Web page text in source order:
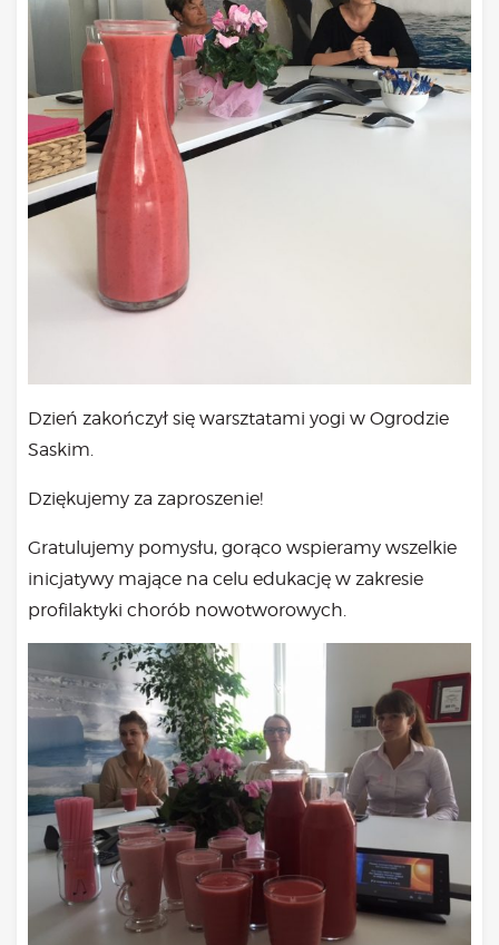
Dzień zakończył się warsztatami yogi w Ogrodzie
Saskim.
Dziękujemy za zaproszenie!
Gratulujemy pomysłu, gorąco wspieramy wszelkie
inicjatywy mające na celu edukację w zakresie
profilaktyki chorób nowotworowych.